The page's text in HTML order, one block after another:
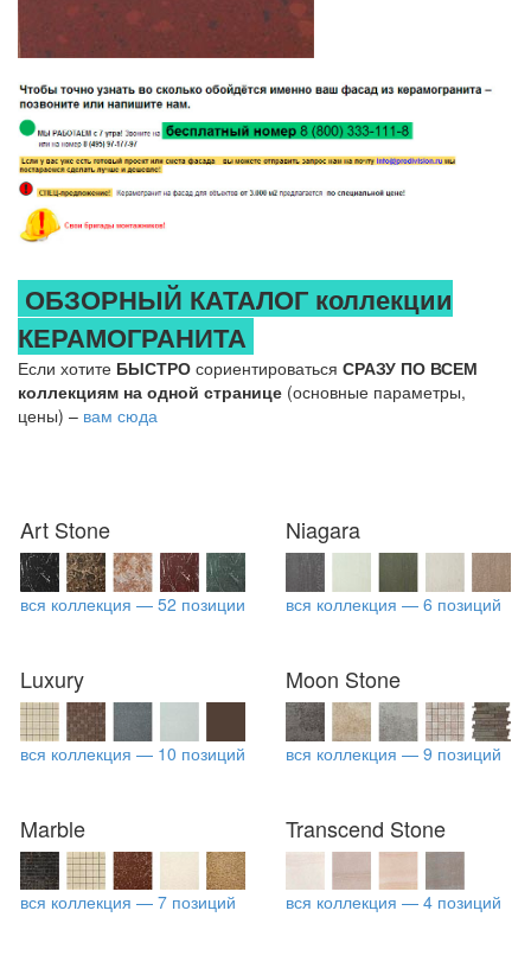
ОБЗОРНЫЙ КАТАЛОГ коллекции
КЕРАМОГРАНИТА
Если хотите БЫСТРО сориентироваться СРАЗУ ПО ВСЕМ
коллекциям на одной странице (основные параметры,
цены) – вам сюда
Art Stone
вся коллекция — 52 позиции
Niagara
вся коллекция — 6 позиций
Luxury
вся коллекция — 10 позиций
Moon Stone
вся коллекция — 9 позиций
Marble
вся коллекция — 7 позиций
Transcend Stone
вся коллекция — 4 позиций